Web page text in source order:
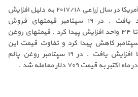
میزان صادرات روغن سویای آمریکا در سال زراعی ۲۰۱۷/۱۸ به دلیل افزایش
تولید بیودیزلکاهش خواهد یافت . در ۱۹ سپتامبر قیمتهای فروش
آتی روغن سویای آمریکا ۳۳ تا ۳۴ واحد افزایش پیدا کرد . قیمتهای روغن
در ۲ روز منتهی به ۲۰ سپتامبر کاهش پیدا کرد و تفاوت قیمت این
روغن نسبت به روغن سویا افزایش یافت . در ۱۹ سپتامبر روغن پالم
قیمت ۷۰۹ دلار معامله شد .